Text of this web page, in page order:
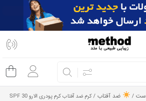
/ ضد آفتاب / کرم ضد آفتاب کرم پودری الارو SPF 30